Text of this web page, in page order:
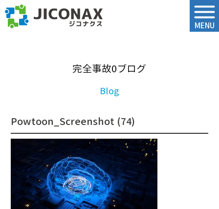
MENU
完全事故0ブログ
Powtoon_Screenshot (74)